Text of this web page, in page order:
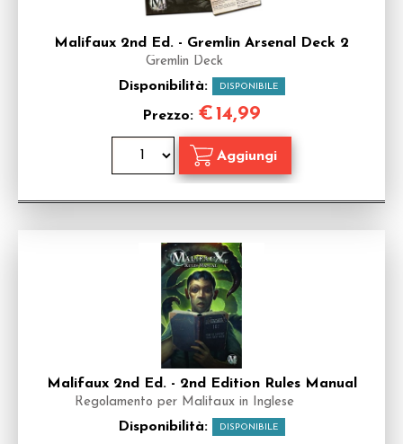
Malifaux 2nd Ed. - Gremlin Arsenal Deck 2
Gremlin Deck
Disponibilità: DISPONIBILE
Prezzo: €14,99
Malifaux 2nd Ed. - 2nd Edition Rules Manual
Regolamento per Malifaux in Inglese
Disponibilità: DISPONIBILE